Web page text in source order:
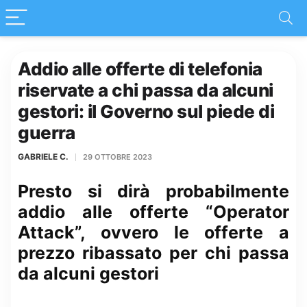
Addio alle offerte di telefonia
riservate a chi passa da alcuni
gestori: il Governo sul piede di
guerra
GABRIELE C. 29 OTTOBRE 2023
Presto si dirà probabilmente
addio alle offerte “Operator
Attack”, ovvero le offerte a
prezzo ribassato per chi passa
da alcuni gestori